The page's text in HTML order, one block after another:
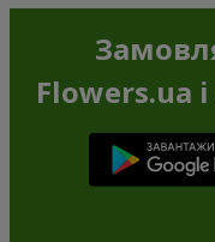
Flowers.ua